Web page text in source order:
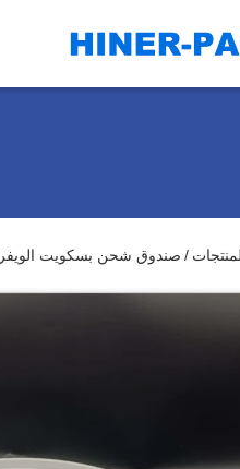
/ صندوق شحن بسكويت الويفر